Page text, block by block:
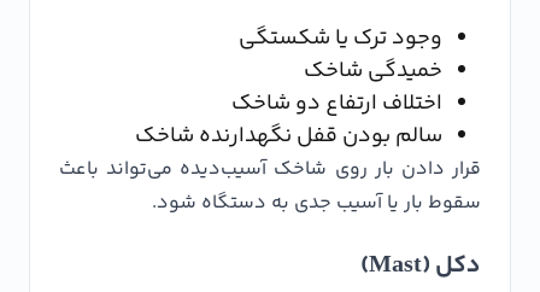
وجود ترک یا شکستگی
خمیدگی شاخک
اختلاف ارتفاع دو شاخک
سالم بودن قفل نگهدارنده شاخک
قرار دادن بار روی شاخک آسیب‌دیده می‌تواند باعث
سقوط بار یا آسیب جدی به دستگاه شود.
دکل (Mast)